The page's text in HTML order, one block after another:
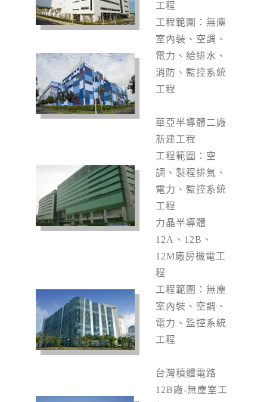
工程
工程範圍：無塵
室內裝、空調、
電力、給排水、
消防、監控系統
工程
華亞半導體二廠
新建工程
工程範圍：空
調、製程排氣、
電力、監控系統
工程
力晶半導體
12A 、12B、
12M廠房機電工
程
工程範圍：無塵
室內裝、空調、
電力、監控系統
工程
台灣積體電路
12B廠-無塵室工